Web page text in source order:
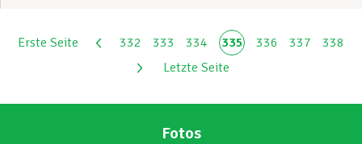
Erste Seite 332 333 334 335 336 337
338
Letzte Seite
Fotos